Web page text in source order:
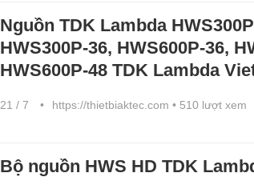
Nguồn TDK Lambda
HWS300P-36, HWS600P-36,
HWS600P-48 TDK Lambda
21 / 7 https://thietbiaktec.com • 510 lượt xem
Bộ nguồn HWS HD TDK